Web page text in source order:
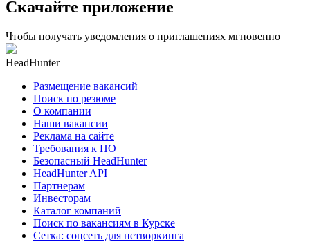
Скачайте приложение
Чтобы получать уведомления о приглашениях мгновенно
HeadHunter
Размещение вакансий
Поиск по резюме
О компании
Наши вакансии
Реклама на сайте
Требования к ПО
Безопасный HeadHunter
HeadHunter API
Партнерам
Инвесторам
Каталог компаний
Поиск по вакансиям в Курске
Сетка: соцсеть для нетворкинга